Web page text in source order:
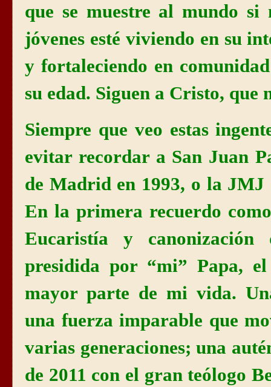
que se muestre al mundo si
jóvenes esté viviendo en su
y fortaleciendo en
su edad. Siguen a Cristo, que
Siempre que veo estas
evitar recordar a San Juan
de Madrid en 1993, o la
En la primera recuerdo
Eucaristía y
presidida por “mi” Papa,
mayor parte de mi vida.
una fuerza imparable que
varias generaciones; una
de 2011 con el gran teólogo